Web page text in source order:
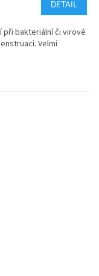
DETAIL
při bakteriální či virové
Velmi